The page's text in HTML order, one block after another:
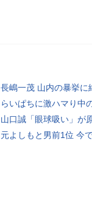
長嶋一茂 山内の暴挙に
らいぱちに激ハマり中
山口誠「眼球吸い」が
元よしもと男前1位 今